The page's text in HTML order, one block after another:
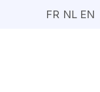
FR NL EN